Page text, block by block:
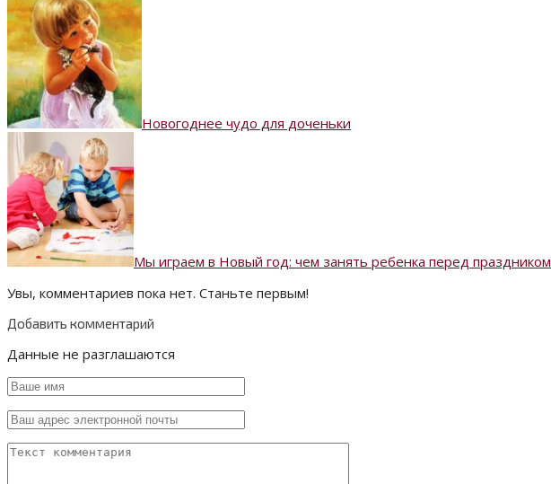
Новогоднее чудо для доченьки
Мы играем в Новый год: чем занять ребенка перед праздником
Увы, комментариев пока нет. Станьте первым!
Добавить комментарий
Данные не разглашаются